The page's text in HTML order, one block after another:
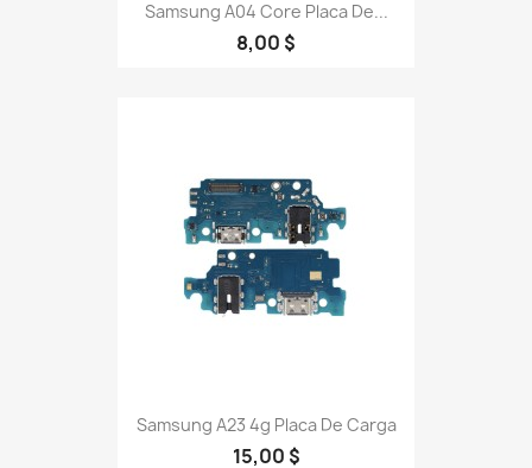
Samsung A04 Core Placa De...
8,00 $
Samsung A23 4g Placa De Carga
15,00 $